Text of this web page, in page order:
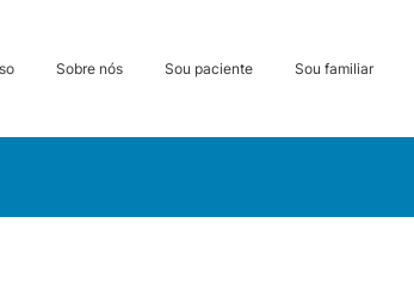
Sobre nós Sou paciente Sou familiar